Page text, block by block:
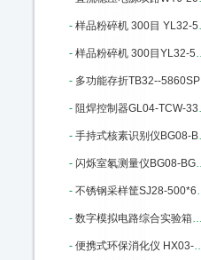
- 样品粉碎机 300目 YL32-500A库号：M340986
- 样品粉碎机 300目YL32-500A库号：M340986
- 多功能存折TB32--5860SP库号：M365295
- 阻焊控制器GL04-TCW-33E III库号：M365705
- 手持式核素识别仪BG08-BG3910库号：M372130
- 闪烁室氡测量仪BG08-BG2015库号：M372168
- 不锈钢采样筐SJ28-500*6库号：M372503
- 数字模拟电路综合实验箱MH80/KM4：M389385
- 便携式环保消化仪 HX03-YN-XH库号：M396591